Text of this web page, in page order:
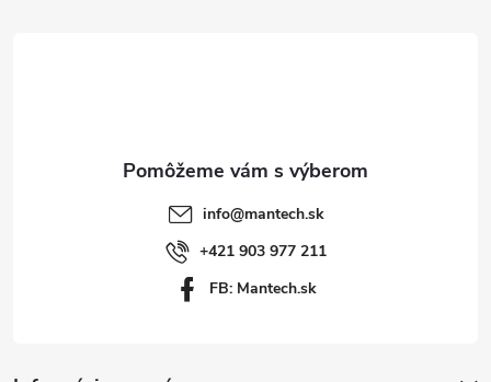
info@mantech.sk
+421 903 977 211
FB: Mantech.sk